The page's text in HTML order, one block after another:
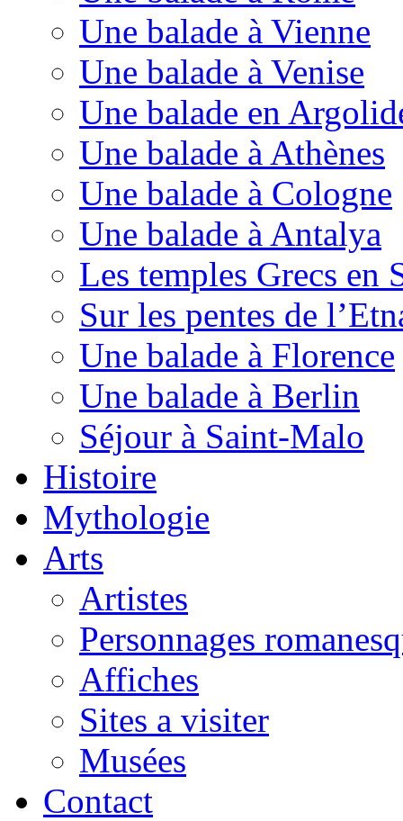
Une balade à Vienne
Une balade à Venise
Une balade en
Une balade à Athènes
Une balade à Cologne
Une balade à Antalya
Les temples Grecs en
Sur les pentes de
Une balade à Florence
Une balade à Berlin
Séjour à Saint-Malo
Histoire
Mythologie
Arts
Artistes
Personnages
Affiches
Sites a visiter
Musées
Contact